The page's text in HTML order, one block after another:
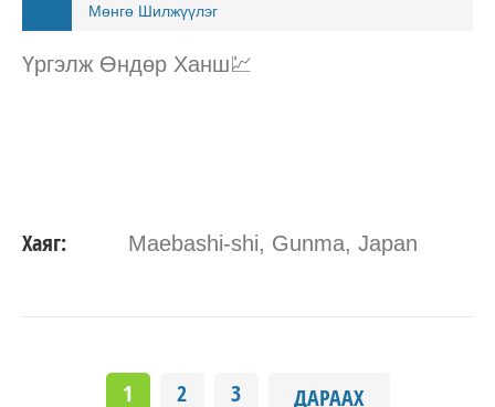
Мөнгө Шилжүүлэг
Үргэлж Өндөр Ханш💹
Хаяг: Maebashi-shi, Gunma, Japan
1 2 3 ДАРААХ